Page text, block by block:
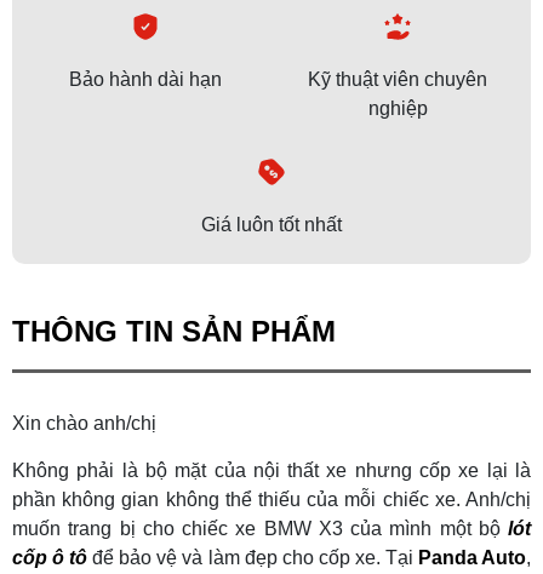
Bảo hành dài hạn
Kỹ thuật viên chuyên
nghiệp
Giá luôn tốt nhất
THÔNG TIN SẢN PHẨM
Xin chào anh/chị
Không phải là bộ mặt của nội thất xe nhưng cốp xe lại là
phần không gian không thể thiếu của mỗi chiếc xe. Anh/chị
muốn trang bị cho chiếc xe BMW X3 của mình một bộ lót
cốp ô tô để bảo vệ và làm đẹp cho cốp xe. Tại Panda Auto,